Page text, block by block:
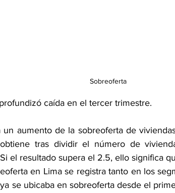
Sobreoferta
caída en el tercer trimestre.
un aumento de la sobreoferta de
tras dividir el número de
el resultado supera el 2.5, ello significa
en Lima se registra tanto en los
se ubicaba en sobreoferta desde el